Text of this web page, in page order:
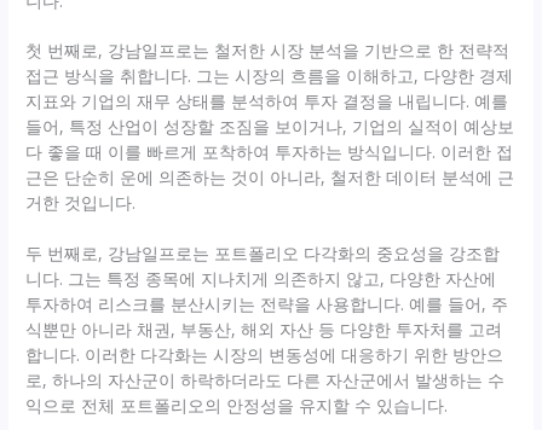
첫 번째로, 강남일프로는 철저한 시장 분석을 기반으로 한 전략적
접근 방식을 취합니다. 그는 시장의 흐름을 이해하고, 다양한 경제
지표와 기업의 재무 상태를 분석하여 투자 결정을 내립니다. 예를
들어, 특정 산업이 성장할 조짐을 보이거나, 기업의 실적이 예상보
다 좋을 때 이를 빠르게 포착하여 투자하는 방식입니다. 이러한 접
근은 단순히 운에 의존하는 것이 아니라, 철저한 데이터 분석에 근
거한 것입니다.
두 번째로, 강남일프로는 포트폴리오 다각화의 중요성을 강조합
니다. 그는 특정 종목에 지나치게 의존하지 않고, 다양한 자산에
투자하여 리스크를 분산시키는 전략을 사용합니다. 예를 들어, 주
식뿐만 아니라 채권, 부동산, 해외 자산 등 다양한 투자처를 고려
합니다. 이러한 다각화는 시장의 변동성에 대응하기 위한 방안으
로, 하나의 자산군이 하락하더라도 다른 자산군에서 발생하는 수
익으로 전체 포트폴리오의 안정성을 유지할 수 있습니다.